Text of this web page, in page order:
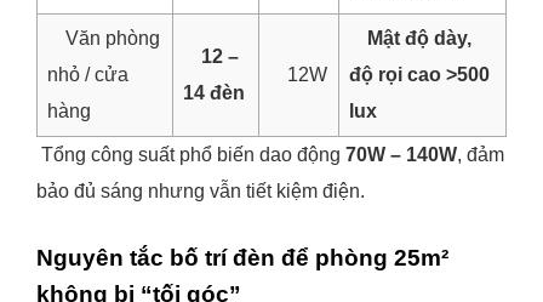
Văn phòng
nhỏ / cửa
hàng
12 –
14 đèn
12W
Mật độ dày,
độ rọi cao >500
lux
Tổng công suất phổ biến dao động 70W – 140W, đảm
bảo đủ sáng nhưng vẫn tiết kiệm điện.
Nguyên tắc bố trí đèn để phòng 25m²
không bị “tối góc”